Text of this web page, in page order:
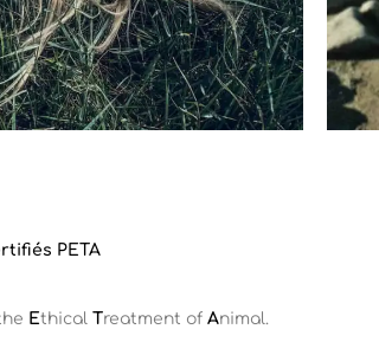
PETA
EthicalTreatment ofAnimal.